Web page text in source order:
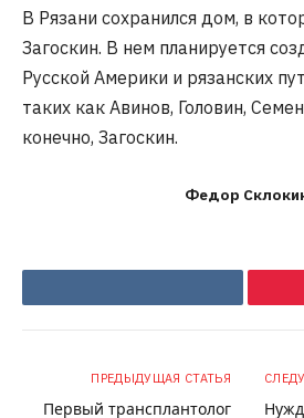
В Рязани сохранился дом, в
Загоскин. В нем планируется
Русской Америки и рязанских
таких как Авинов, Головин,
конечно, Загоскин.
Федор
ПРЕДЫДУЩАЯ СТАТЬЯ
Первый трансплантолог